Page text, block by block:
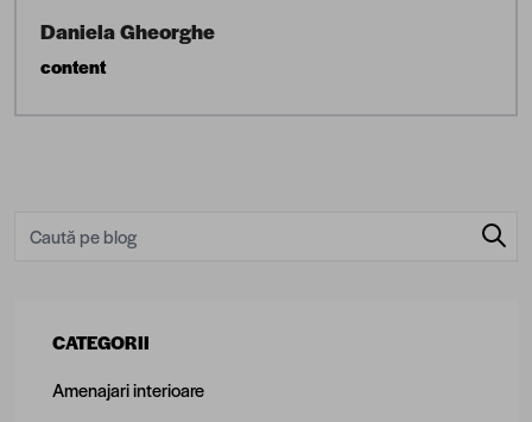
Daniela Gheorghe
content
CATEGORII
Amenajari interioare